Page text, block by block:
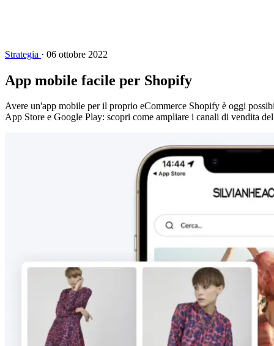
Strategia · 06 ottobre 2022
App mobile facile per Shopify
Avere un'app mobile per il proprio eCommerce Shopify è oggi
App Store e Google Play: scopri come ampliare i canali di vendita